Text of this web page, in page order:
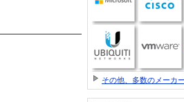
その他、多数のメーカ